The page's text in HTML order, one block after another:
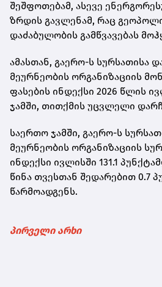
შეშფოთებამ, ასევე
ზრდის გავლენამ, რაც
დაძაბულობის გამწვავებას
ამასთან, გაერო-ს სურსათისა
მეურნეობის ორგანიზაციის
ფასების ინდექსი 2026 წლის
ჯამში, თითქმის უცვლელი
საერთო ჯამში, გაერო-ს
მეურნეობის ორგანიზაციის
ინდექსი ივლისში 131.1
წინა თვესთან შედარებით 0.7
წარმოადგენს.
პირველი არხი